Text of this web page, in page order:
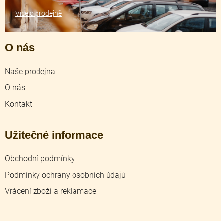
O nás
Naše prodejna
O nás
Kontakt
Užitečné informace
Obchodní podmínky
Podmínky ochrany osobních údajů
Vrácení zboží a reklamace
Více o prodejně